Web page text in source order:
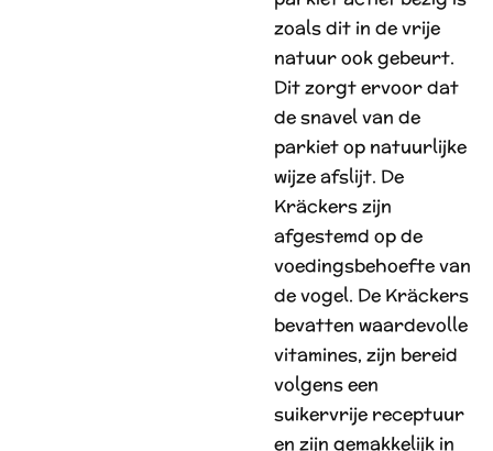
zoals dit in de vrije
natuur ook gebeurt.
Dit zorgt ervoor dat
de snavel van de
parkiet op natuurlijke
wijze afslijt. De
Kräckers zijn
afgestemd op de
voedingsbehoefte van
de vogel. De Kräckers
bevatten waardevolle
vitamines, zijn bereid
volgens een
suikervrije receptuur
en zijn gemakkelijk in